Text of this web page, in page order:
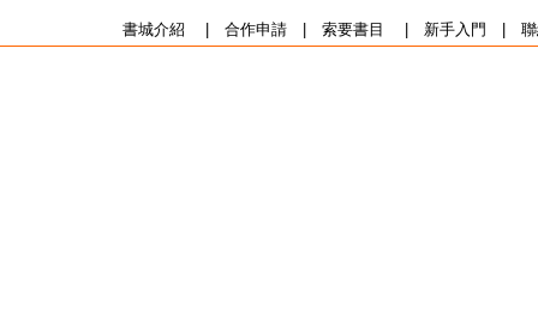
書城介紹 合作申請| 索要書目 新手入門